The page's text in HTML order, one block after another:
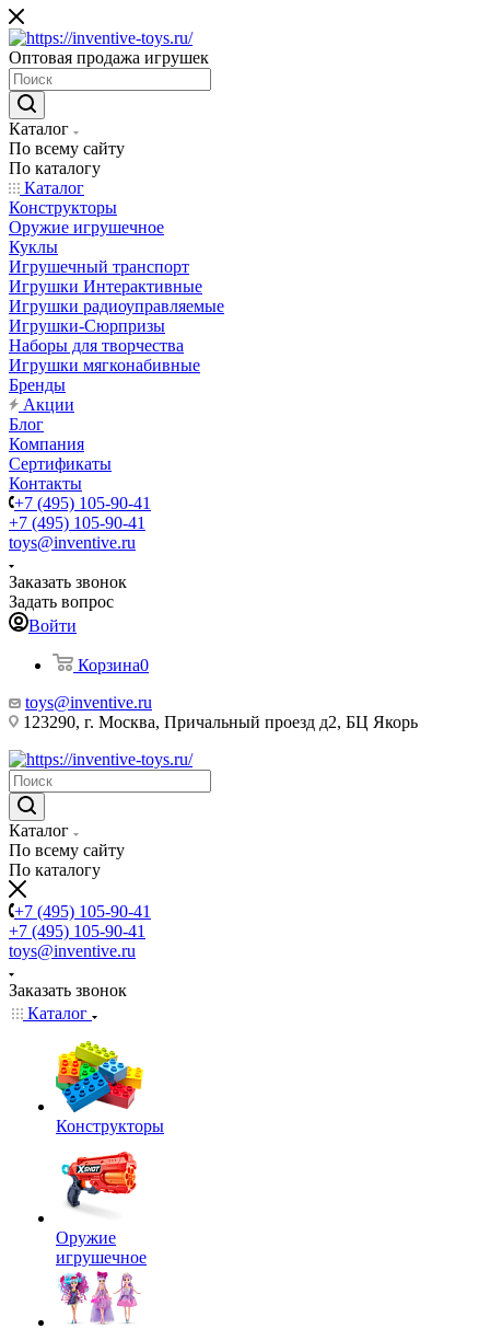
Оптовая продажа игрушек
Каталог
По всему сайту
По каталогу
Каталог
Конструкторы
Оружие игрушечное
Куклы
Игрушечный транспорт
Игрушки Интерактивные
Игрушки радиоуправляемые
Игрушки-Сюрпризы
Наборы для творчества
Игрушки мягконабивные
Бренды
Акции
Блог
Компания
Сертификаты
Контакты
+7 (495) 105-90-41
+7 (495) 105-90-41
toys@inventive.ru
Заказать звонок
Задать вопрос
Войти
Корзина0
toys@inventive.ru
123290, г. Москва, Причальный проезд д2, БЦ Якорь
Каталог
По всему сайту
По каталогу
+7 (495) 105-90-41
+7 (495) 105-90-41
toys@inventive.ru
Заказать звонок
Каталог
Конструкторы
Оружие
игрушечное